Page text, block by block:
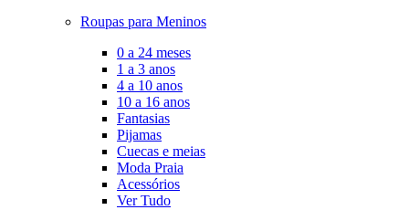
Roupas para Meninos
0 a 24 meses
1 a 3 anos
4 a 10 anos
10 a 16 anos
Fantasias
Pijamas
Cuecas e meias
Moda Praia
Acessórios
Ver Tudo